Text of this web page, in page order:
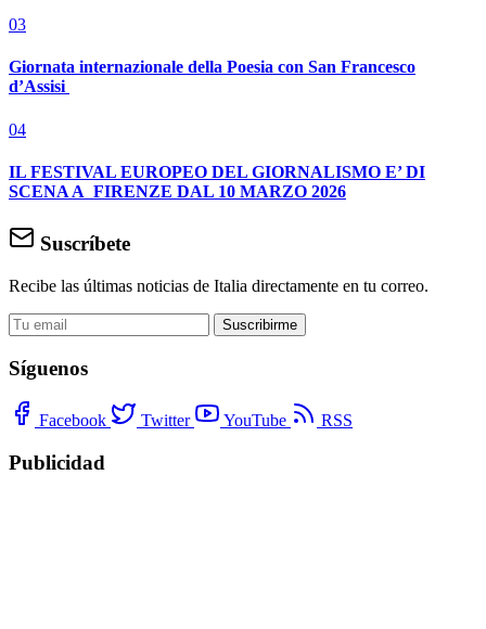
03
Giornata internazionale della Poesia con San Francesco
d’Assisi
04
IL FESTIVAL EUROPEO DEL GIORNALISMO E’ DI
SCENA A FIRENZE DAL 10 MARZO 2026
Suscríbete
Recibe las últimas noticias de Italia directamente en tu correo.
Suscribirme
Síguenos
Facebook Twitter YouTube RSS
Publicidad